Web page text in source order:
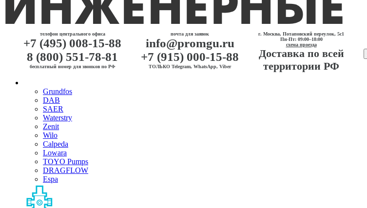
телефон центрального офиса
+7 (495) 008-15-88
8 (800) 551-78-81
бесплатный номер для звонков по РФ
почта для заявок
info@promgu.ru
+7 (915) 000-15-88
ТОЛЬКО Telegram, WhatsApp, Viber
г. Москва, Потаповский переулок, 5с1
Пн-Пт: 09:00–18:00
схема проезда
Доставка по всей
территории РФ
Grundfos
DAB
SAER
Waterstry
Zenit
Wilo
Calpeda
Lowara
TOYO Pumps
DRAGFLOW
Espa